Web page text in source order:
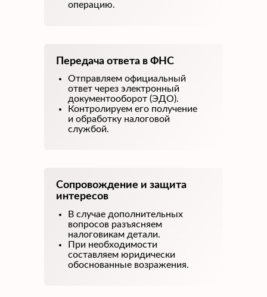
операцию.
Отправляем официальный
ответ через электронный
документооборот (ЭДО).
Контролируем его получение
и обработку налоговой
службой.
Передача ответа в ФНС
В случае дополнительных
вопросов разъясняем
налоговикам детали.
При необходимости
составляем юридически
обоснованные возражения.
Сопровождение и защита
интересов